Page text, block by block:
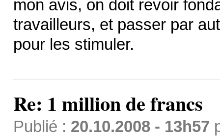
mon avis, on doit revoir
travailleurs, et passer par
pour les stimuler.
Re: 1 million de francs
Publié : 20.10.2008 - 13h57